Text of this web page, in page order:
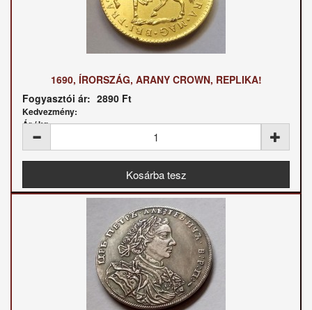
1690, ÍRORSZÁG, ARANY CROWN, REPLIKA!
Fogyasztói ár: 2890 Ft
Kedvezmény:
Ár / kg: